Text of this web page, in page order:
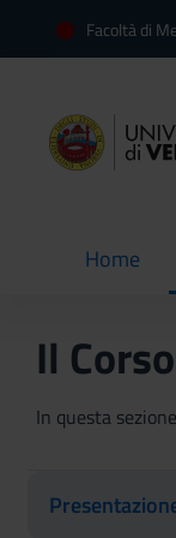
Facoltà di
Home
current
Il Corso
In questa